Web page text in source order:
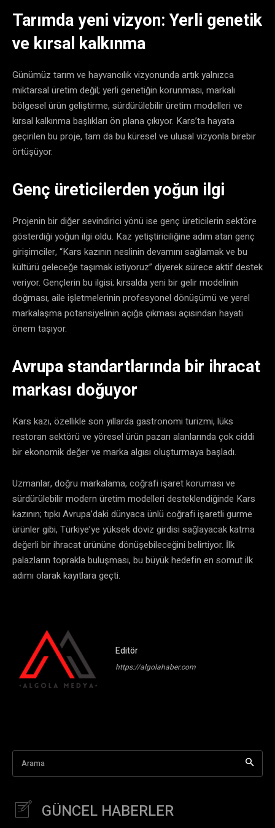
​Tarımda yeni vizyon: Yerli genetik
ve kırsal kalkınma
​Günümüz tarım ve hayvancılık vizyonunda artık yalnızca
miktarsal üretim değil; yerli genetiğin korunması, markalı
bölgesel ürün geliştirme, sürdürülebilir üretim modelleri ve
kırsal kalkınma başlıkları ön plana çıkıyor. Kars’ta hayata
geçirilen bu proje, tam da bu küresel ve ulusal vizyonla birebir
örtüşüyor.
​Genç üreticilerden yoğun ilgi
Projenin bir diğer sevindirici yönü ise genç üreticilerin sektöre
gösterdiği yoğun ilgi oldu. Kaz yetiştiriciliğine adım atan genç
girişimciler, “Kars kazının neslinin devamını sağlamak ve bu
kültürü geleceğe taşımak istiyoruz” diyerek sürece aktif destek
veriyor. Gençlerin bu ilgisi; kırsalda yeni bir gelir modelinin
doğması, aile işletmelerinin profesyonel dönüşümü ve yerel
markalaşma potansiyelinin açığa çıkması açısından hayati
önem taşıyor.
​Avrupa standartlarında bir ihracat
markası doğuyor
​Kars kazı, özellikle son yıllarda gastronomi turizmi, lüks
restoran sektörü ve yöresel ürün pazarı alanlarında çok ciddi
bir ekonomik değer ve marka algısı oluşturmaya başladı.
​Uzmanlar, doğru markalama, coğrafi işaret koruması ve
sürdürülebilir modern üretim modelleri desteklendiğinde Kars
kazının; tıpkı Avrupa’daki dünyaca ünlü coğrafi işaretli gurme
ürünler gibi, Türkiye’ye yüksek döviz girdisi sağlayacak katma
değerli bir ihracat ürününe dönüşebileceğini belirtiyor. İlk
palazların toprakla buluşması, bu büyük hedefin en somut ilk
adımı olarak kayıtlara geçti.
Editör
https://algolahaber.com
Arama
GÜNCEL HABERLER